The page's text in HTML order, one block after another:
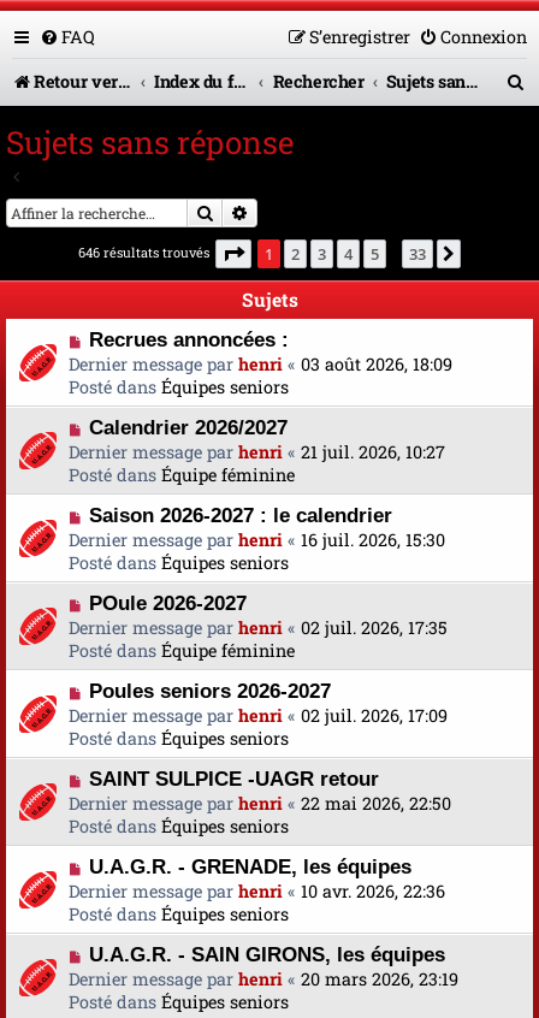
FAQ Connexion
S’enregistrer
Retour vers le site U.A.G.R.
Index du forum Rechercher Sujets sans réponse
Sujets sans réponse
Rechercher
646 résultats trouvés Page 1sur33
1 2 3 4 5 33
Sujets
N
o
u
v
e
a
u
m
e
s
s
a
g
e
Recrues annoncées :
Dernier message par henri « 03 août 2026, 18:09
Posté dans Équipes seniors
N
o
u
v
e
a
u
m
e
s
s
a
g
e
Calendrier 2026/2027
Dernier message par henri « 21 juil. 2026, 10:27
Posté dans Équipe féminine
N
o
u
v
e
a
u
m
e
s
s
a
g
e
Saison 2026-2027 : le calendrier
Dernier message par henri « 16 juil. 2026, 15:30
Posté dans Équipes seniors
N
o
u
v
e
a
u
m
e
s
s
a
g
e
POule 2026-2027
Dernier message par henri « 02 juil. 2026, 17:35
Posté dans Équipe féminine
N
o
u
v
e
a
u
m
e
s
s
a
g
e
Poules seniors 2026-2027
Dernier message par henri « 02 juil. 2026, 17:09
Posté dans Équipes seniors
N
o
u
v
e
a
u
m
e
s
s
SAINT SULPICE -UAGR retour
Dernier message par henri « 22 mai 2026, 22:50
Posté dans Équipes seniors
N
o
u
v
e
a
u
U.A.G.R. - GRENADE, les équipes
Dernier message par henri « 10 avr. 2026, 22:36
Posté dans Équipes seniors
N
o
u
U.A.G.R. - SAIN GIRONS, les équipes
Dernier message par henri « 20 mars 2026, 23:19
Posté dans Équipes seniors